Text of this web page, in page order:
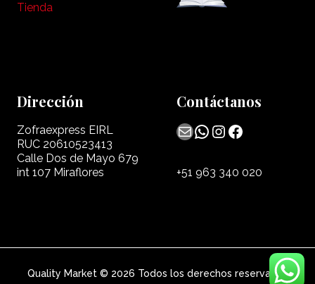
Tienda
Dirección
Zofraexpress EIRL
RUC 20610523413
Calle Dos de Mayo 679
int 107 Miraflores
Contáctanos
MailWhatsApp
Instagram
Facebook
+51 963 340 020
Quality Market © 2026 Todos los derechos reservados